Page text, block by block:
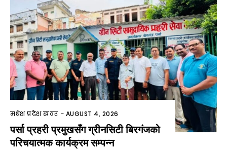
मधेश प्रदेश खवर - AUGUST 4, 2026
पर्सा प्रहरी प्रमुखसँग ग्रीनसिटी बिरगंजको
परिचयात्मक कार्यक्रम सम्पन्न